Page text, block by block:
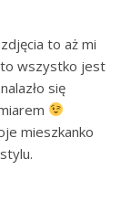
to aż mi
to wszystko jest
się
mieszkanko